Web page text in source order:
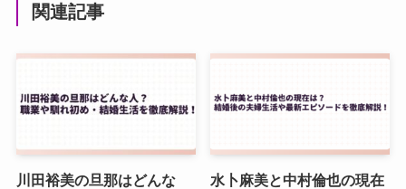
関連記事
川田裕美の旦那はどんな
水卜麻美と中村倫也の現在